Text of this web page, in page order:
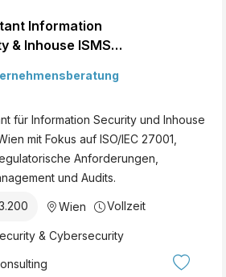
Information
& Inhouse ISMS
für Information Security und Inhouse
mit Fokus auf ISO/IEC 27001,
Anforderungen,
und Audits.
Wien Vollzeit
& Cybersecurity